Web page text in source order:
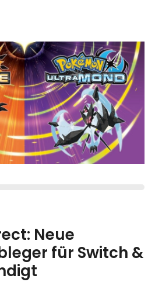
Neue
für Switch &